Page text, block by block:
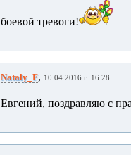
боевой тревоги!
Nataly_F, 10.04.2016 г. 16:28
Евгений, поздравляю с